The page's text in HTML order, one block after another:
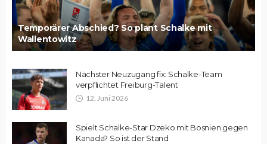
Temporärer Abschied? So plant Schalke mit
Wallentowitz
Nächster Neuzugang fix: Schalke-Team
verpflichtet Freiburg-Talent
12. Juni 2026
Spielt Schalke-Star Dzeko mit Bosnien gegen
Kanada? So ist der Stand